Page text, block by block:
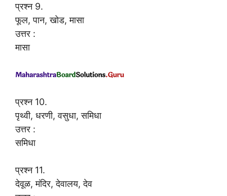
प्रश्न 9.
फूल, पान, खोड, मासा
उत्तर :
मासा
प्रश्न 10.
पृथ्वी, धरणी, वसुधा, समिधा
उत्तर :
समिधा
प्रश्न 11.
देवूळ, मंदिर, देवालय, देव